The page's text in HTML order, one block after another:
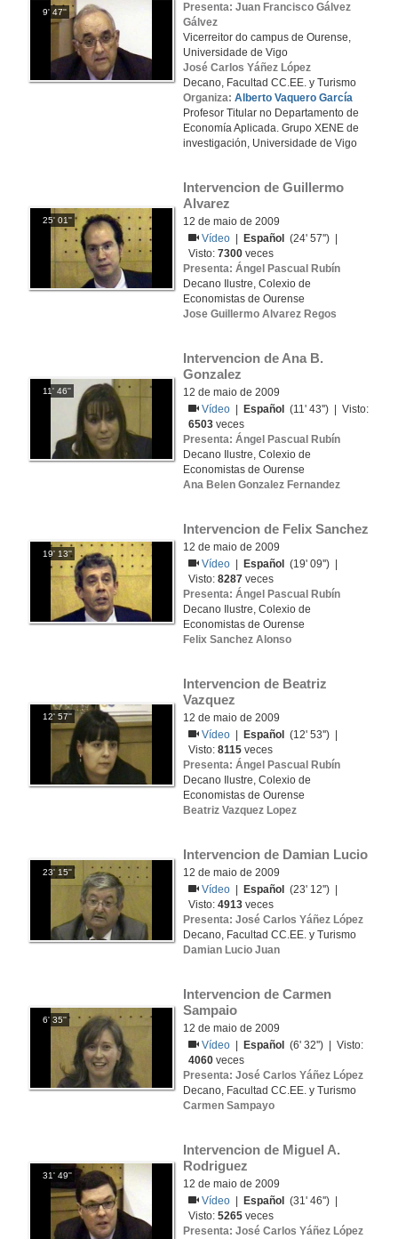
9' 47''
Presenta: Juan Francisco Gálvez
Gálvez
Vicerreitor do campus de Ourense,
Universidade de Vigo
José Carlos Yáñez López
Decano, Facultad CC.EE. y Turismo
Organiza: Alberto Vaquero García
Profesor Titular no Departamento de
Economía Aplicada. Grupo XENE de
investigación, Universidade de Vigo
25' 01''
Intervencion de Guillermo
Alvarez
12 de maio de 2009
Vídeo
Español
(24' 57'') |
Visto:7300 veces
Presenta: Ángel Pascual Rubín
Decano Ilustre, Colexio de
Economistas de Ourense
Jose Guillermo Alvarez Regos
11' 46''
Intervencion de Ana B.
Gonzalez
12 de maio de 2009
Vídeo
Español
(11' 43'') | Visto:
6503 veces
Presenta: Ángel Pascual Rubín
Decano Ilustre, Colexio de
Economistas de Ourense
Ana Belen Gonzalez Fernandez
19' 13''
Intervencion de Felix Sanchez
12 de maio de 2009
Vídeo
Español
(19' 09'') |
Visto:8287 veces
Presenta: Ángel Pascual Rubín
Decano Ilustre, Colexio de
Economistas de Ourense
Felix Sanchez Alonso
12' 57''
Intervencion de Beatriz
Vazquez
12 de maio de 2009
Vídeo
Español
(12' 53'') |
Visto:8115 veces
Presenta: Ángel Pascual Rubín
Decano Ilustre, Colexio de
Economistas de Ourense
Beatriz Vazquez Lopez
23' 15''
Intervencion de Damian Lucio
12 de maio de 2009
Vídeo
Español
(23' 12'') |
Visto:4913 veces
Presenta: José Carlos Yáñez López
Decano, Facultad CC.EE. y Turismo
Damian Lucio Juan
6' 35''
Intervencion de Carmen
Sampaio
12 de maio de 2009
Vídeo
Español
(6' 32'') | Visto:
4060 veces
Presenta: José Carlos Yáñez López
Decano, Facultad CC.EE. y Turismo
Carmen Sampayo
31' 49''
Intervencion de Miguel A.
Rodriguez
12 de maio de 2009
Vídeo
Español
(31' 46'') |
Visto:5265 veces
Presenta: José Carlos Yáñez López